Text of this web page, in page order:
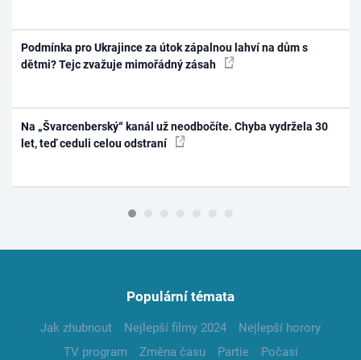
Podmínka pro Ukrajince za útok zápalnou lahví na dům s
dětmi? Tejc zvažuje mimořádný zásah
Na „Švarcenberský“ kanál už neodbočíte. Chyba vydržela 30
let, teď ceduli celou odstraní
Populární témata
Jak zhubnout Nejlepší filmy 2024
Nejlepší horory
TV program
Změna času Partie
Počasí